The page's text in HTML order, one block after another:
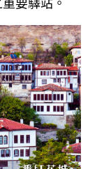
要驛站。